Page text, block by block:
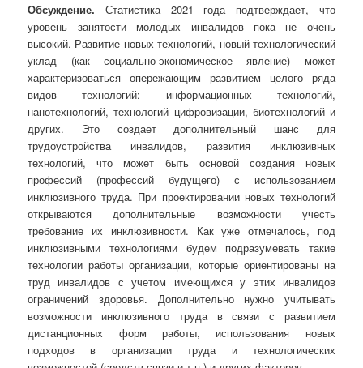
Обсуждение. Статистика 2021 года подтверждает, что
уровень занятости молодых инвалидов пока не очень
высокий. Развитие новых технологий, новый технологический
уклад (как социально-экономическое явление) может
характеризоваться опережающим развитием целого ряда
видов технологий: информационных технологий,
нанотехнологий, технологий цифровизации, биотехнологий и
других. Это создает дополнительный шанс для
трудоустройства инвалидов, развития инклюзивных
технологий, что может быть основой создания новых
профессий (профессий будущего) с использованием
инклюзивного труда. При проектировании новых технологий
открываются дополнительные возможности учесть
требование их инклюзивности. Как уже отмечалось, под
инклюзивными технологиями будем подразумевать такие
технологии работы организации, которые ориентированы на
труд инвалидов с учетом имеющихся у этих инвалидов
ограничений здоровья. Дополнительно нужно учитывать
возможности инклюзивного труда в связи с развитием
дистанционных форм работы, использования новых
подходов в организации труда и технологических